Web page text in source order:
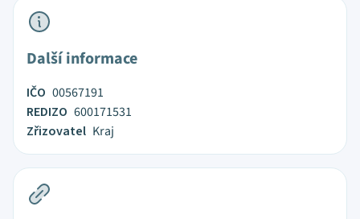
Další informace
IČO 00567191
REDIZO 600171531
Zřizovatel Kraj